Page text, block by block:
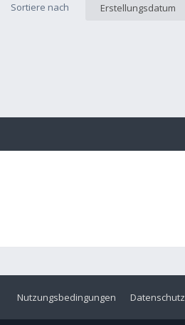
Sortiere nach Erstellungsdatum
Datenschutz
Nutzungsbedingungen